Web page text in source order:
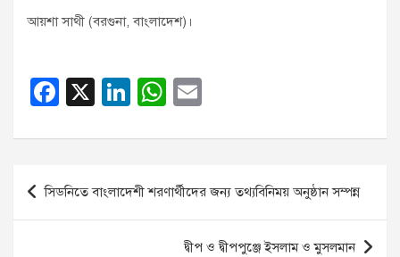
আয়শা সাথী (বরগুনা, বাংলাদেশ)।
F
c
e
b
X
Li
k
e
dI
W
at
s
A
ail
Post
navigation
সিডনিতে বাংলাদেশী শরণার্থীদের জন্য তথ্যবিনিময় অনুষ্ঠান সম্পন্ন
দ্বীপ ও দ্বীপপুঞ্জে ইসলাম ও মুসলমান